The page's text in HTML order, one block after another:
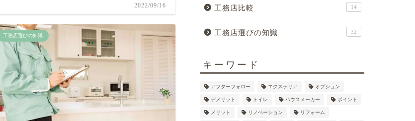
2022/09/16
工務店選びの知識
工務店比較 14
工務店選びの知識 32
キーワード
アフターフォロー エクステリア オプション
デメリット トイレ ハウスメーカー ポイント
メリット リノベーション リフォーム